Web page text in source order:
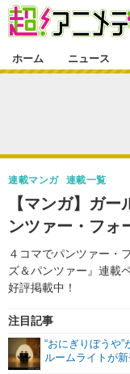
ゲーム・アプリ
グッズ
声優
特集一覧
ラキりす
連載マンガ
連載マンガ一覧
番組・動画
番組・動画一覧
動画
連載・ブログ
連載・ブログ一
編集部ブログ・お知
ホーム ニュース
【マンガ】ガ
ンツァー・フォ
４コマでパンツァー・
ズ＆パンツァー』連載
好評掲載中！
連載マンガ 連載一覧
注目記事
“おにぎりぼうや
ルームライトが